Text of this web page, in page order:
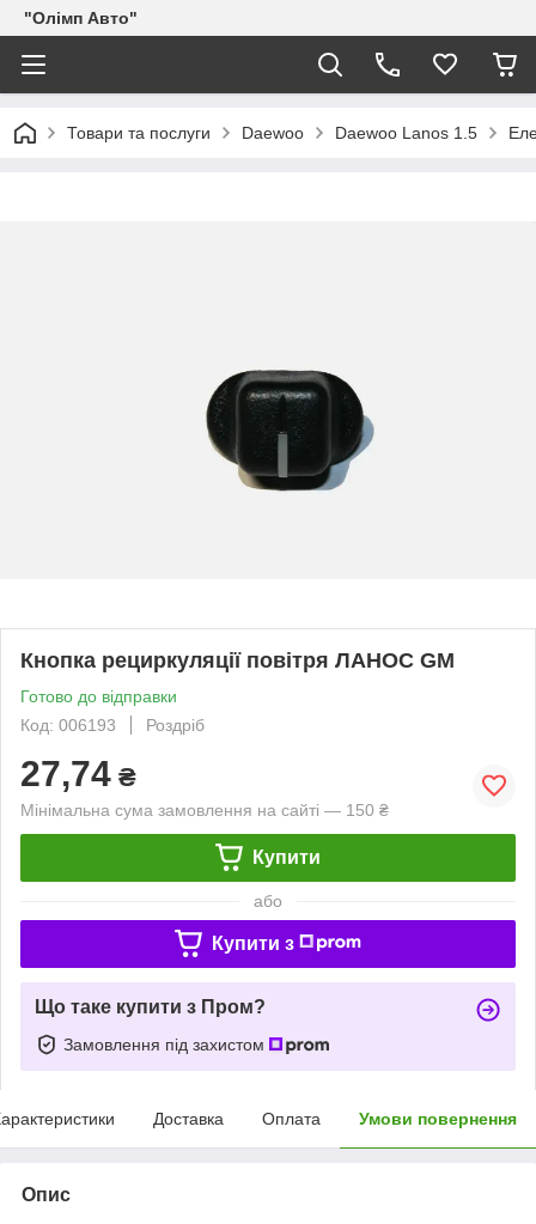
"Олімп Авто"
Товари та послуги Daewoo Daewoo Lanos 1.5
Кнопка рециркуляції повітря ЛАНОС GM
Готово до відправки
Код: 006193
Роздріб
27,74 ₴
Мінімальна сума замовлення на сайті — 150 ₴
Купити
або
Купити з
Що таке купити з Пром?
Замовлення під захистом
Доставка Оплата Умови повернення
Опис